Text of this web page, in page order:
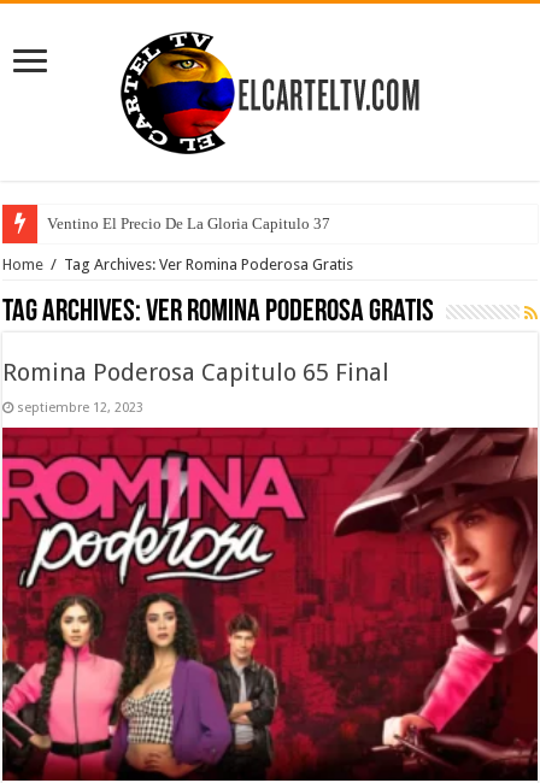
Ventino El Precio De La Gloria Capitulo 37
Home / Tag Archives: Ver Romina Poderosa Gratis
Tag Archives:Ver Romina Poderosa Gratis
Romina Poderosa Capitulo 65 Final
septiembre 12, 2023